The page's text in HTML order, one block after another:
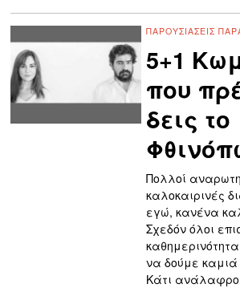
ΠΑΡΟΥΣΙΆΣΕΙΣ
5+1
που
δεις το
Πολλοί
καλοκαιρινές
εγώ, κανένα
Σχεδόν όλοι
να δούμε
Κάτι